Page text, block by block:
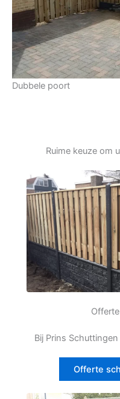
Dubbele poort
Ruime keuze om
Bij Prins
Offerte